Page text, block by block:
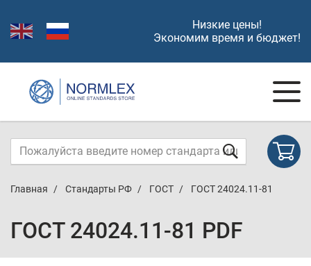
Низкие цены!
Экономим время и бюджет!
Главная Стандарты РФ ГОСТ ГОСТ 24024.11-81
ГОСТ 24024.11-81 PDF